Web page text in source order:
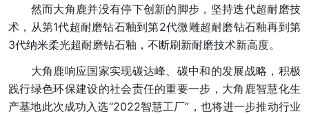
然而大角鹿并没有停下创新的脚步，坚持迭代超耐磨技
术，从第1代超耐磨钻石釉到第2代微雕超耐磨钻石釉再到第
3代纳米柔光超耐磨钻石釉，不断刷新耐磨技术新高度。
大角鹿响应国家实现碳达峰、碳中和的发展战略，积极
践行绿色环保建设的社会责任的重要一步，大角鹿智慧化生
产基地此次成功入选“2022智慧工厂”，也将进一步推动行业